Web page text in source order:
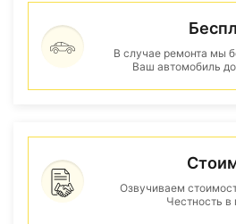
В случае ремонта мы
Ваш автомобиль
Озвучиваем
Честность в